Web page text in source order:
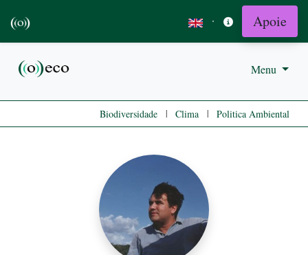
· Apoie
Menu
Biodiversidade | Clima | Politica Ambiental